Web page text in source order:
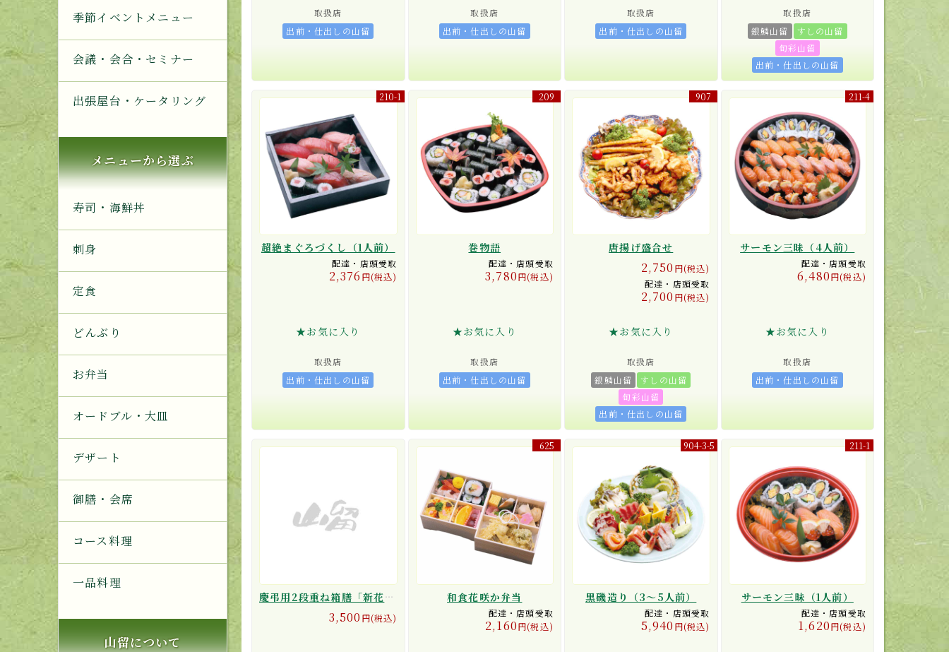
季節イベントメニュー
会議・会合・セミナー
出張屋台・ケータリング
メニューから選ぶ
寿司・海鮮丼
刺身
定食
どんぶり
お弁当
オードブル・大皿
デザート
御膳・会席
コース料理
一品料理
山留について
取扱店
出前・仕出しの山留
取扱店
出前・仕出しの山留
取扱店
出前・仕出しの山留
取扱店
銀鱗山留
すしの山留
旬彩山留
出前・仕出しの山留
210-1
超絶まぐろづくし（1人前）
配達・店頭受取
2,376 円(税込)
★お気に入り
取扱店
出前・仕出しの山留
209
巻物語
配達・店頭受取
3,780円(税込)
★お気に入り
取扱店
出前・仕出しの山留
907
唐揚げ盛合せ
2,750 円(税込)
配達・店頭受取
2,700 円(税込)
★お気に入り
取扱店
銀鱗山留
すしの山留
旬彩山留
出前・仕出しの山留
211-4
サーモン三昧（4人前）
配達・店頭受取
6,480円(税込)
★お気に入り
取扱店
出前・仕出しの山留
慶弔用2段重ね箱膳「新花山吹」
3,500 円(税込)
625
和食花咲か弁当
配達・店頭受取
2,160円(税込)
904-3-5
黒磯造り（3〜5人前）
配達・店頭受取
5,940 円(税込)
211-1
サーモン三昧（1人前）
配達・店頭受取
1,620円(税込)